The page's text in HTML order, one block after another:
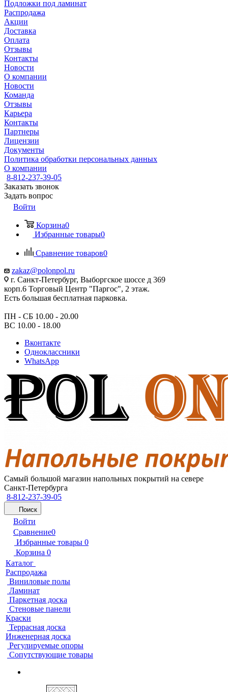
Подложки под ламинат
Распродажа
Акции
Доставка
Оплата
Отзывы
Контакты
Новости
О компании
Новости
Команда
Отзывы
Карьера
Контакты
Партнеры
Лицензии
Документы
Политика обработки персональных данных
О компании
8-812-237-39-05
Заказать звонок
Задать вопрос
Войти
Корзина0
Избранные товары0
Сравнение товаров0
zakaz@polonpol.ru
г. Санкт-Петербург, Выборгское шоссе д 369
корп.6 Торговый Центр "Паргос", 2 этаж.
Есть большая бесплатная парковка.
ПН - СБ 10.00 - 20.00
ВС 10.00 - 18.00
Вконтакте
Одноклассники
WhatsApp
Самый большой магазин напольных покрытий на севере
Санкт-Петербурга
8-812-237-39-05
Поиск
Войти
Сравнение0
Избранные товары 0
Корзина 0
Каталог
Распродажа
Виниловые полы
Ламинат
Паркетная доска
Стеновые панели
Краски
Террасная доска
Инженерная доска
Регулируемые опоры
Сопутствующие товары